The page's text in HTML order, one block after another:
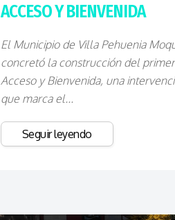
ACCESO Y BIENVENIDA
El Municipio de Villa Pehuenia
concretó la construcción del
Acceso y Bienvenida, una
que marca el...
Seguir leyendo